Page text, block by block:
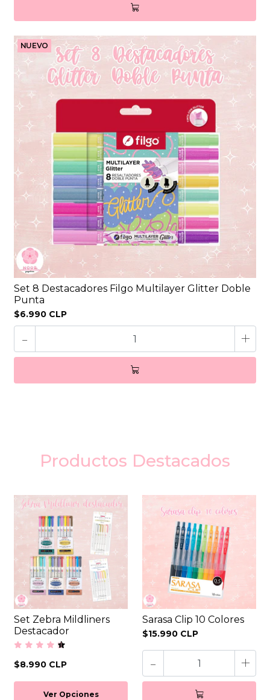
NUEVO
Set 8 Destacadores Filgo Multilayer Glitter Doble
Punta
$6.990 CLP
- +
Productos Destacados
Set Zebra Mildliners
Destacador
$8.990 CLP
Ver Opciones
Sarasa Clip 10 Colores
$15.990 CLP
- +